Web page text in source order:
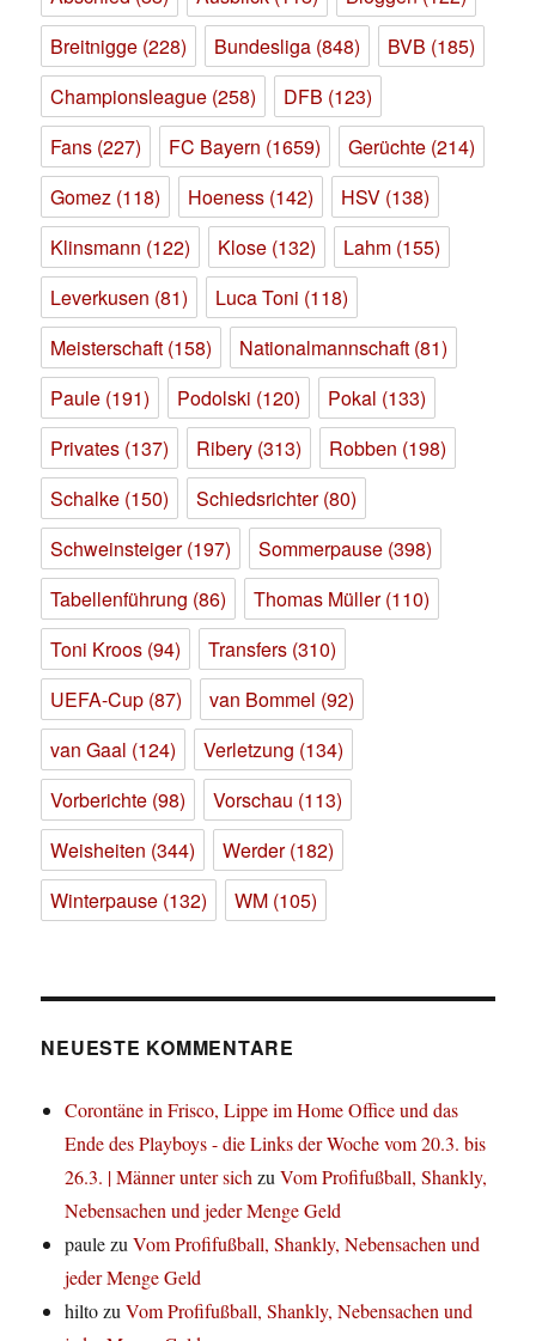
Breitnigge (228) Bundesliga (848) BVB (185)
Championsleague (258) DFB (123)
Fans (227) FC Bayern (1659) Gerüchte (214)
Gomez (118) Hoeness (142) HSV (138)
Klinsmann (122) Klose (132) Lahm (155)
Leverkusen (81) Luca Toni (118)
Meisterschaft (158) Nationalmannschaft (81)
Paule (191) Podolski (120) Pokal (133)
Privates (137) Ribery (313) Robben (198)
Schalke (150) Schiedsrichter(80)
Schweinsteiger(197) Sommerpause (398)
Tabellenführung (86) Thomas Müller(110)
Toni Kroos (94) Transfers (310)
UEFA-Cup (87) van Bommel (92)
van Gaal (124) Verletzung (134)
Vorberichte (98) Vorschau (113)
Weisheiten (344) Werder(182)
Winterpause (132) WM (105)
NEUESTE KOMMENTARE
Corontäne in Frisco, Lippe im Home Office und das
Ende des Playboys - die Links der Woche vom 20.3. bis
26.3. | Männer unter sichzuVom Profifußball, Shankly,
Nebensachen und jeder Menge Geld
paulezuVom Profifußball, Shankly, Nebensachen und
jeder Menge Geld
hiltozuVom Profifußball, Shankly, Nebensachen und